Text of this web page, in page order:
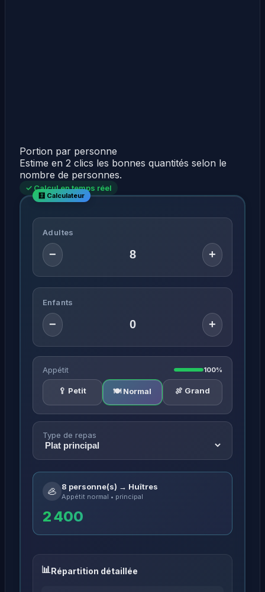
Portion par personne
Estime en 2 clics les bonnes quantités selon le
nombre de personnes.
✓ Calcul en temps réel
Adultes
− +
Enfants
− +
Appétit 100%
🥄 Petit 🍽️ Normal 🍖 Grand
Type de repas
🦪 8 personne(s) → Huîtres
Appétit normal • principal
2 400
Répartition détaillée